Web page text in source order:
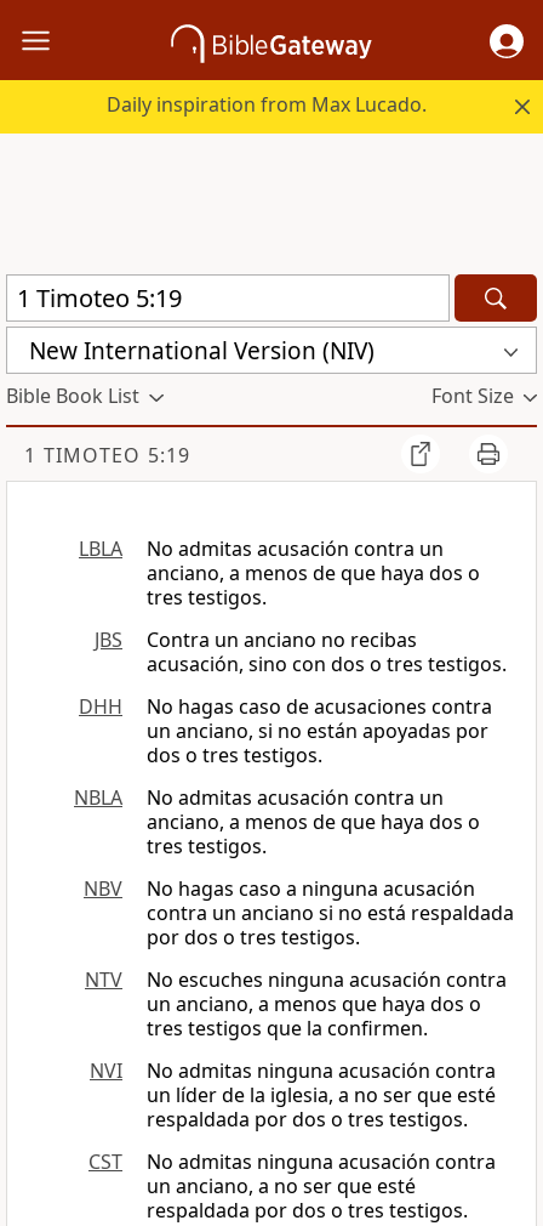
Daily inspiration from Max Lucado.
New International Version (NIV)
Bible Book List Font Size
1 TIMOTEO 5:19
LBLA
No admitas acusación contra un
anciano, a menos de que haya dos o
tres testigos.
JBS
Contra un anciano no recibas
acusación, sino con dos o tres testigos.
DHH
No hagas caso de acusaciones contra
un anciano, si no están apoyadas por
dos o tres testigos.
NBLA
No admitas acusación contra un
anciano, a menos de que haya dos o
tres testigos.
NBV
No hagas caso a ninguna acusación
contra un anciano si no está respaldada
por dos o tres testigos.
NTV
No escuches ninguna acusación contra
un anciano, a menos que haya dos o
tres testigos que la confirmen.
NVI
No admitas ninguna acusación contra
un líder de la iglesia, a no ser que esté
respaldada por dos o tres testigos.
CST
No admitas ninguna acusación contra
un anciano, a no ser que esté
respaldada por dos o tres testigos.